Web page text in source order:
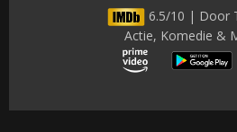
6.5/10 | Door
Actie, Komedie &